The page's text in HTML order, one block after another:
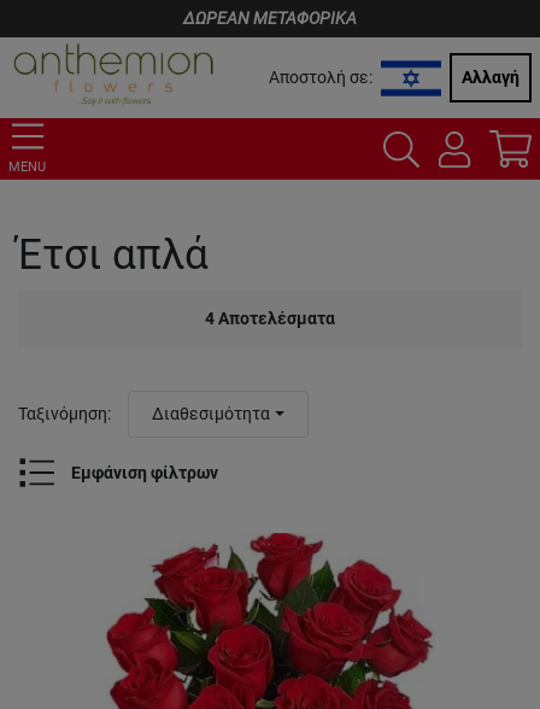
ΔΩΡΕΑΝ ΜΕΤΑΦΟΡΙΚΑ
Αποστολή σε: Αλλαγή
MENU
Έτσι απλά
4Αποτελέσματα
Εμφάνιση φίλτρων
Ταξινόμηση: Διαθεσιμότητα